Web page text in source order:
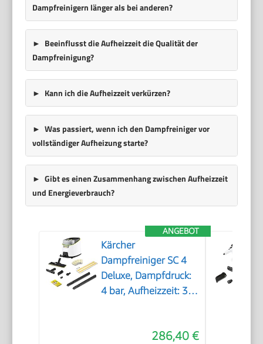
Dampfreinigern länger als bei anderen?
Beeinflusst die Aufheizzeit die Qualität der
Dampfreinigung?
Kann ich die Aufheizzeit verkürzen?
Was passiert, wenn ich den Dampfreiniger vor
vollständiger Aufheizung starte?
Gibt es einen Zusammenhang zwischen Aufheizzeit
und Energieverbrauch?
ANGEBOT
Kärcher
Dampfreiniger SC 4
Deluxe, Dampfdruck:
4 bar, Aufheizzeit: 3
286,40 €